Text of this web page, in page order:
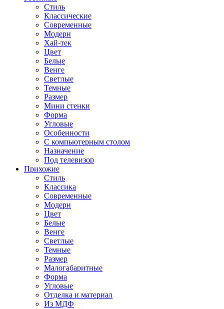
Стиль
Классические
Современные
Модерн
Хай-тек
Цвет
Белые
Венге
Светлые
Темные
Размер
Мини стенки
Форма
Угловые
Особенности
С компьютерным столом
Назначение
Под телевизор
Прихожие
Стиль
Классика
Современные
Модерн
Цвет
Белые
Венге
Светлые
Темные
Размер
Малогабаритные
Форма
Угловые
Отделка и материал
Из МДФ